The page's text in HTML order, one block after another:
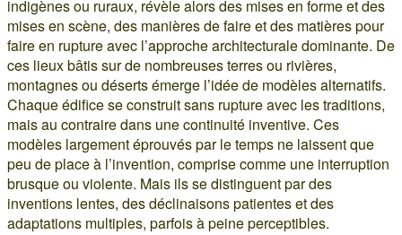
indigènes ou ruraux, révèle alors des mises en forme et des
mises en scène, des manières de faire et des matières pour
faire en rupture avec l’approche architecturale dominante. De
ces lieux bâtis sur de nombreuses terres ou rivières,
montagnes ou déserts émerge l’idée de modèles alternatifs.
Chaque édifice se construit sans rupture avec les traditions,
mais au contraire dans une continuité inventive. Ces
modèles largement éprouvés par le temps ne laissent que
peu de place à l’invention, comprise comme une interruption
brusque ou violente. Mais ils se distinguent par des
inventions lentes, des déclinaisons patientes et des
adaptations multiples, parfois à peine perceptibles.